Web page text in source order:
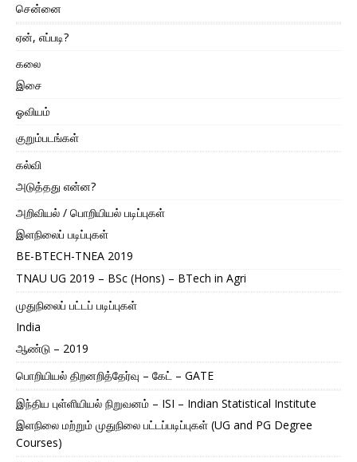
சென்னை
ஏன், எப்படி?
கலை
இசை
ஓவியம்
குறும்படங்கள்
கல்வி
அடுத்தது என்ன?
அறிவியல் / பொறியியல் படிப்புகள்
இளநிலைப் படிப்புகள்
BE-BTECH-TNEA 2019
TNAU UG 2019 – BSc (Hons) – BTech in Agri
முதுநிலைப் பட்டப் படிப்புகள்
India
ஆண்டு – 2019
பொறியியல் திறனறித்தேர்வு – கேட் – GATE
இந்திய புள்ளியியல் நிறுவனம் – ISI – Indian Statistical Institute
இளநிலை மற்றும் முதுநிலை பட்டப்படிப்புகள் (UG and PG Degree
Courses)